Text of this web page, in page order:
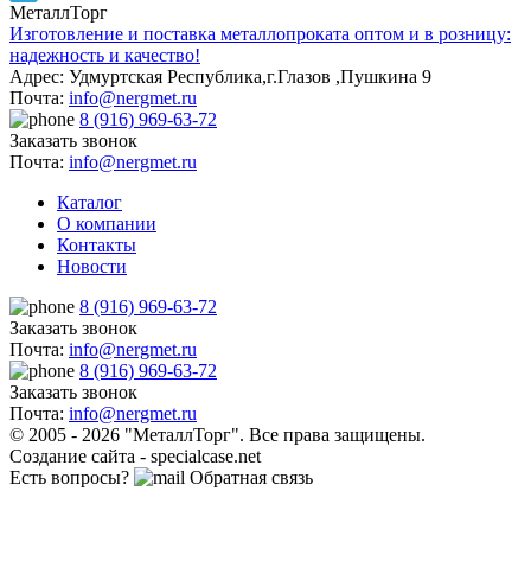
Telegram
МеталлТорг
Изготовление и поставка металлопроката оптом и в розницу:
надежность и качество!
Адрес: Удмуртская Республика,г.Глазов ,Пушкина 9
Почта: info@nergmet.ru
8 (916) 969-63-72
Заказать звонок
Почта: info@nergmet.ru
Каталог
О компании
Контакты
Новости
8 (916) 969-63-72
Заказать звонок
Почта: info@nergmet.ru
8 (916) 969-63-72
Заказать звонок
Почта: info@nergmet.ru
© 2005 - 2026 "МеталлТорг". Все права защищены.
Создание сайта - specialcase.net
Есть вопросы?
Обратная связь